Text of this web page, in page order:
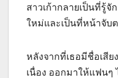
สาวเก้ากลายเป็นที่รู้
ใหม่และเป็นที่หน้าจับ
หลังจากที่เธอมีชื่อเสี
เนื่อง ออกมาให้แฟน